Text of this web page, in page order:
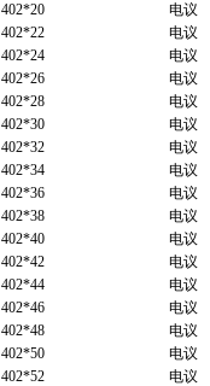
402*20
电议
402*22
电议
402*24
电议
402*26
电议
402*28
电议
402*30
电议
402*32
电议
402*34
电议
402*36
电议
402*38
电议
402*40
电议
402*42
电议
402*44
电议
402*46
电议
402*48
电议
402*50
电议
402*52
电议